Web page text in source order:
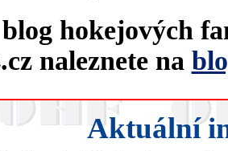
hokejových
naleznete na
Aktuální